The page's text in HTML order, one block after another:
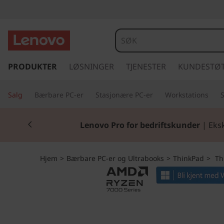
e
n
o
v
å
l
PRODUKTER LØSNINGER TJENESTER
Salg Bærbare PC-er Stasjonære PC-er Workstations
Klar for
Hjem > Bærbare PC-er og Ultrabooks > ThinkPad >